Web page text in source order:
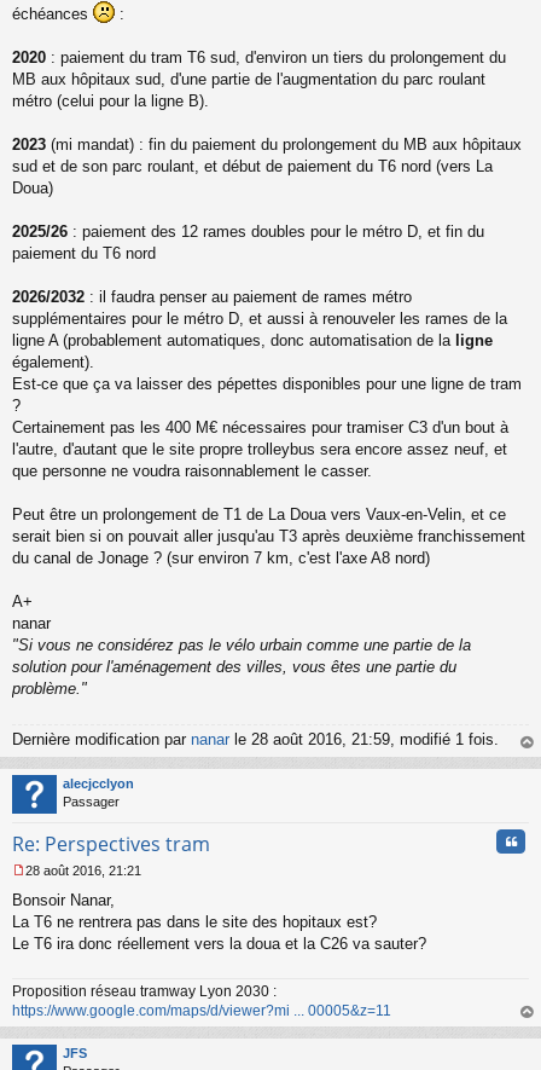
s
g
e
n
n
l
u
échéances
:
2020 : paiement du tram T6 sud, d'environ un tiers du prolongement du
MB aux hôpitaux sud, d'une partie de l'augmentation du parc roulant
métro (celui pour la ligne B).
2023 (mi mandat) : fin du paiement du prolongement du MB aux hôpitaux
sud et de son parc roulant, et début de paiement du T6 nord (vers La
Doua)
2025/26 : paiement des 12 rames doubles pour le métro D, et fin du
paiement du T6 nord
2026/2032 : il faudra penser au paiement de rames métro
supplémentaires pour le métro D, et aussi à renouveler les rames de la
ligne A (probablement automatiques, donc automatisation de la ligne
également).
Est-ce que ça va laisser des pépettes disponibles pour une ligne de tram
?
Certainement pas les 400 M€ nécessaires pour tramiser C3 d'un bout à
l'autre, d'autant que le site propre trolleybus sera encore assez neuf, et
que personne ne voudra raisonnablement le casser.
Peut être un prolongement de T1 de La Doua vers Vaux-en-Velin, et ce
serait bien si on pouvait aller jusqu'au T3 après deuxième franchissement
du canal de Jonage ? (sur environ 7 km, c'est l'axe A8 nord)
A+
nanar
"Si vous ne considérez pas le vélo urbain comme une partie de la
solution pour l'aménagement des villes, vous êtes une partie du
problème."
Dernière modification par nanar le 28 août 2016, 21:59, modifié 1 fois.
au
alecjcclyon
Passager
Re: Perspectives tram
e
s
s
e
n
o
n
l
28 août 2016, 21:21
Bonsoir Nanar,
La T6 ne rentrera pas dans le site des hopitaux est?
Le T6 ira donc réellement vers la doua et la C26 va sauter?
Proposition réseau tramway Lyon 2030 :
https://www.google.com/maps/d/viewer?mi ... 00005&z=11
au
JFS